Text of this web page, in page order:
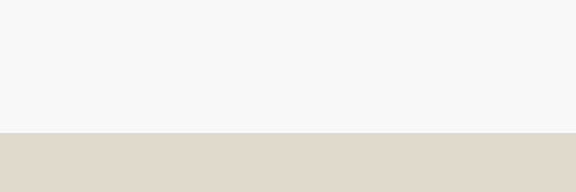
cumplimiento de la Ley 12/2023 y la Ley 18/2007